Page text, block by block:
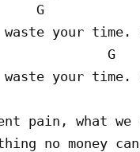
G
your time.
G
your time.
pain, what we
no money